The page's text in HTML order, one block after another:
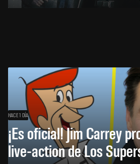
HACE 1 DÍA
¡Es oficial! Jim Carrey
live-action de Los